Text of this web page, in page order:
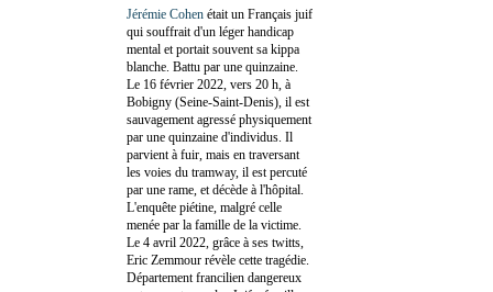
Jérémie Cohen était un Français juif
qui souffrait d'un léger handicap
mental et portait souvent sa kippa
blanche. Battu par une quinzaine.
Le 16 février 2022, vers 20 h, à
Bobigny (Seine-Saint-Denis), il est
sauvagement agressé physiquement
par une quinzaine d'individus. Il
parvient à fuir, mais en traversant
les voies du tramway, il est percuté
par une rame, et décède à l'hôpital.
L'enquête piétine, malgré celle
menée par la famille de la victime.
Le 4 avril 2022, grâce à ses twitts,
Eric Zemmour révèle cette tragédie.
Département francilien dangereux